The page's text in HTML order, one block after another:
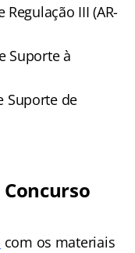
III (AR-
Suporte à
Suporte de
com os materiais